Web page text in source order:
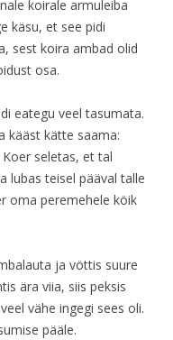
koirale armuleiba
käsu, et see pidi
sest koira ambad olid
osa.
eategu veel tasumata.
kääst kätte saama:
seletas, et tal
lubas teisel pääval talle
oma peremehele köik
ja vöttis suure
ära viia, siis peksis
vähe ingegi sees oli.
pääle.